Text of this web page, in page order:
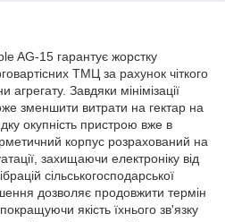
AG-15 гарантує жорстку
ТМЦ за рахунок чіткого
Завдяки мінімізації
зменшити витрати на гектар на
окупність пристрою вже в
корпус розрахований на
захищаючи електроніку від
сільськогосподарської
дозволяє продовжити термін
якість їхнього зв'язку